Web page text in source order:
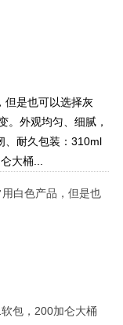
但是也可以选择灰
。外观均匀、细腻，
、耐久包装：310ml
大桶...
白色产品，但是也
包，200加仑大桶